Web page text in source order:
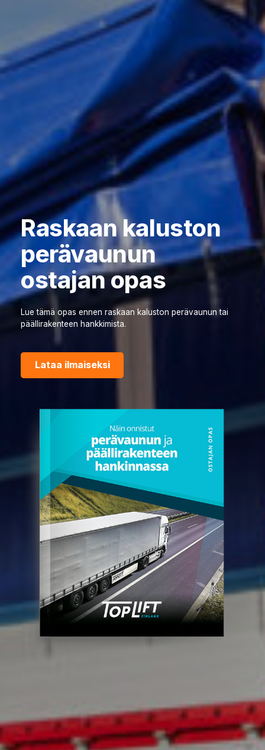
Raskaan kaluston
perävaunun
ostajan opas
Lue tämä opas ennen raskaan kaluston perävaunun tai
päällirakenteen hankkimista.
Lataa ilmaiseksi